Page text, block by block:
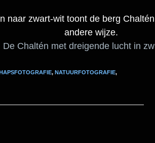
De Chaltén met dreigende lucht in
,NATUURFOTOGRAFIE,